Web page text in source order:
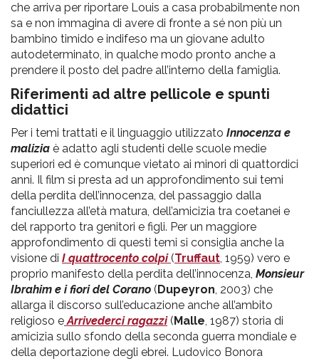
che arriva per riportare Louis a casa probabilmente non
sa e non immagina di avere di fronte a sé non più un
bambino timido e indifeso ma un giovane adulto
autodeterminato, in qualche modo pronto anche a
prendere il posto del padre all’interno della famiglia.
Riferimenti ad altre pellicole e spunti
didattici
Per i temi trattati e il linguaggio utilizzato Innocenza e
malizia è adatto agli studenti delle scuole medie
superiori ed è comunque vietato ai minori di quattordici
anni. Il film si presta ad un approfondimento sui temi
della perdita dell’innocenza, del passaggio dalla
fanciullezza all’età matura, dell’amicizia tra coetanei e
del rapporto tra genitori e figli. Per un maggiore
approfondimento di questi temi si consiglia anche la
visione di I quattrocento colpi(Truffaut, 1959) vero e
proprio manifesto della perdita dell’innocenza, Monsieur
Ibrahim e i fiori del Corano (Dupeyron, 2003) che
allarga il discorso sull’educazione anche all’ambito
religioso e Arrivederci ragazzi(Malle, 1987) storia di
amicizia sullo sfondo della seconda guerra mondiale e
della deportazione degli ebrei. Ludovico Bonora